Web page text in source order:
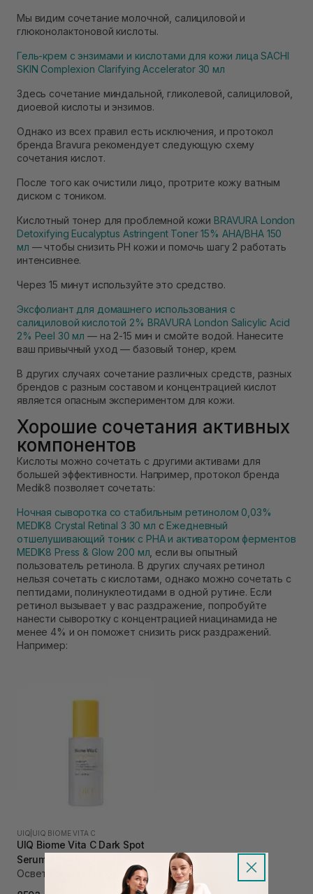
Мы видим сочетание молочной, салициловой и
глюконолактоновой кислоты.
Гель-крем с энзимами и кислотами для кожи лица SACHI
SKIN Complexion Clarifying Accelerator 30 мл
Здесь сочетание миндальной, гликолевой, салициловой,
диоевой кислоты и энзимов.
Однако из всех правил есть исключения, и протокол
бренда Bravura рекомендует следующую схему
сочетания кислот.
После того как очистили лицо, протрите кожу ватным
диском с тоником.
Кислотный тонер для проблемной кожи BRAVURA London
Detoxifying Eucalyptus Astringent Toner 15% AHA/BHA 150
мл — чтобы снизить РН кожи и помочь шагу 2 работать
интенсивнее.
Через 15 минут используйте это средство.
Эксфолиант для домашнего использования с
салициловой кислотой 2% BRAVURA London Salicylic Acid
2% Peel 30 мл — на 2-15 мин и смойте водой. Нанесите
ваш привычный уход — базовый тонер, крем.
В других случаях сочетание различных средств, разных
брендов с разным составом и концентрацией кислот
является опасным экспериментом для кожи.
Хорошие сочетания активных
компонентов
Кислоты можно сочетать с другими активами для
большей эффективности. Например, протокол бренда
Medik8 позволяет сочетать:
Ночная сыворотка со стабильным ретинолом 0,03%
MEDIK8 Crystal Retinal 3 30 мл с Ежедневный
отшелушивающий тоник с РНА и активатором ферментов
MEDIK8 Press & Glow 200 мл , если вы опытный
пользователь ретинола. В других случаях ретинол
нельзя сочетать с кислотами, однако можно сочетать с
пептидами, полинуклеотидами в одной рутине. Если
ретинол вызывает у вас раздражение, попробуйте
нанести сыворотку с концентрацией ниацинамида не
менее 4% и он поможет снизить риск раздражений.
Например:
UIQ UIQ BIOME VITA C
UIQ Biome Vita C Dark Spot
Serum 30 мл
Осветляющая сыворотка